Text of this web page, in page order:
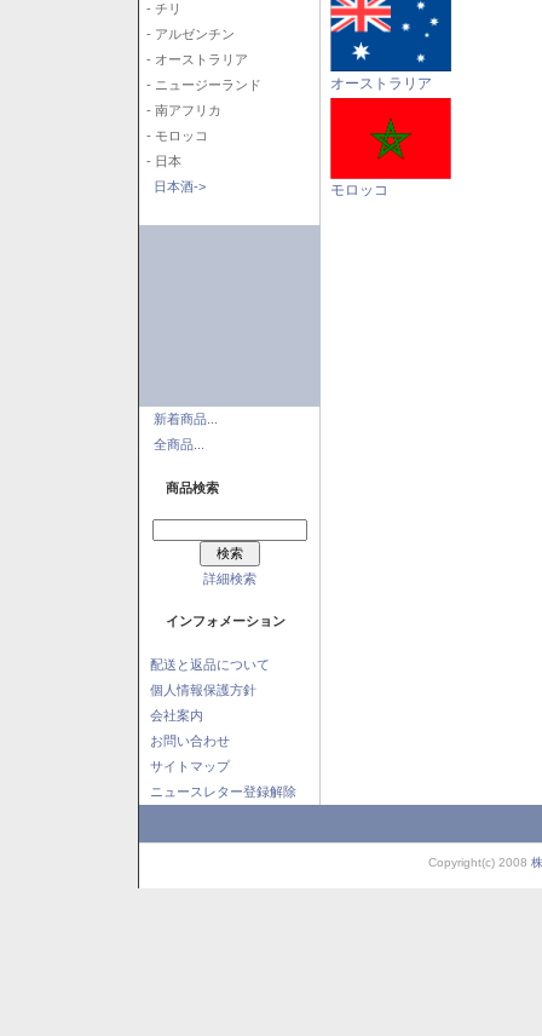
- チリ
- アルゼンチン
- オーストラリア
- ニュージーランド
- 南アフリカ
- モロッコ
- 日本
日本酒->
新着商品...
全商品...
商品検索
詳細検索
インフォメーション
配送と返品について
個人情報保護方針
会社案内
お問い合わせ
サイトマップ
ニュースレター登録解除
オーストラリア
モロッコ
Copyright(c) 2008